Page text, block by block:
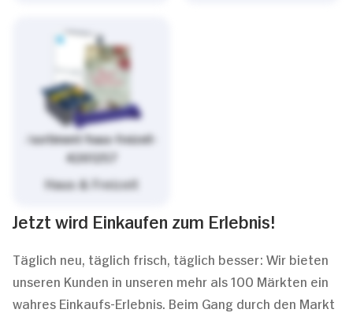
/sortiment/haus-freizeit-
4261257
Haus & Freizeit
Jetzt wird Einkaufen zum Erlebnis!
Täglich neu, täglich frisch, täglich besser: Wir bieten
unseren Kunden in unseren mehr als 100 Märkten ein
wahres Einkaufs-Erlebnis. Beim Gang durch den Markt